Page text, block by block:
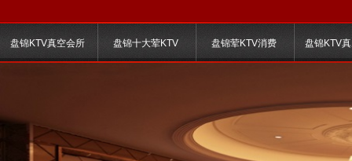
盘锦KTV真空会所 盘锦十大荤KTV 盘锦荤KTV消费 盘锦KTV